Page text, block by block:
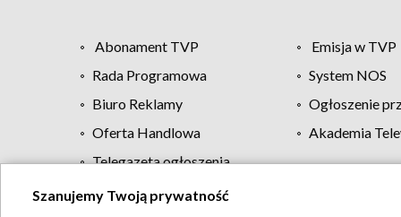
Abonament TVP
Emisja w TVP
Rada Programowa
System NOS
Biuro Reklamy
Ogłoszenie
Oferta Handlowa
Akademia
Telegazeta ogłoszenia
Szanujemy Twoją prywatność